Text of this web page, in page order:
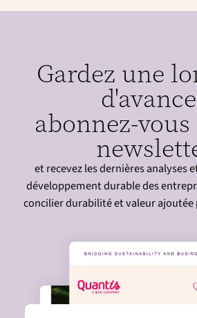
Gardez une
abonnez-
et recevez les dernières analyses
développement durable des
concilier durabilité et valeur